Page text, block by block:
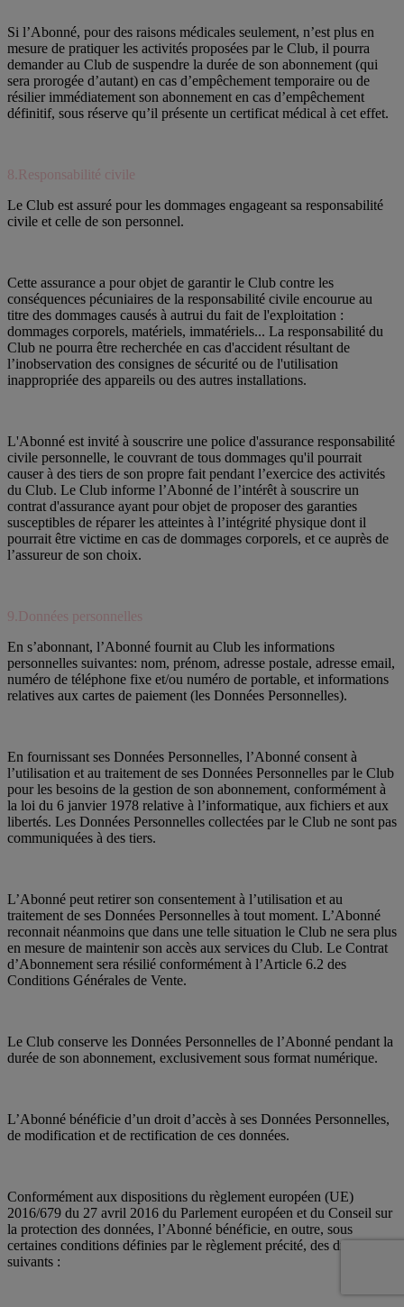
Si l’Abonné, pour des raisons médicales seulement, n’est plus en
mesure de pratiquer les activités proposées par le Club, il pourra
demander au Club de suspendre la durée de son abonnement (qui
sera prorogée d’autant) en cas d’empêchement temporaire ou de
résilier immédiatement son abonnement en cas d’empêchement
définitif, sous réserve qu’il présente un certificat médical à cet effet.
8.Responsabilité civile
Le Club est assuré pour les dommages engageant sa responsabilité
civile et celle de son personnel.
Cette assurance a pour objet de garantir le Club contre les
conséquences pécuniaires de la responsabilité civile encourue au
titre des dommages causés à autrui du fait de l'exploitation :
dommages corporels, matériels, immatériels... La responsabilité du
Club ne pourra être recherchée en cas d'accident résultant de
l’inobservation des consignes de sécurité ou de l'utilisation
inappropriée des appareils ou des autres installations.
L'Abonné est invité à souscrire une police d'assurance responsabilité
civile personnelle, le couvrant de tous dommages qu'il pourrait
causer à des tiers de son propre fait pendant l’exercice des activités
du Club. Le Club informe l’Abonné de l’intérêt à souscrire un
contrat d'assurance ayant pour objet de proposer des garanties
susceptibles de réparer les atteintes à l’intégrité physique dont il
pourrait être victime en cas de dommages corporels, et ce auprès de
l’assureur de son choix.
9.Données personnelles
En s’abonnant, l’Abonné fournit au Club les informations
personnelles suivantes: nom, prénom, adresse postale, adresse email,
numéro de téléphone fixe et/ou numéro de portable, et informations
relatives aux cartes de paiement (les Données Personnelles).
En fournissant ses Données Personnelles, l’Abonné consent à
l’utilisation et au traitement de ses Données Personnelles par le Club
pour les besoins de la gestion de son abonnement, conformément à
la loi du 6 janvier 1978 relative à l’informatique, aux fichiers et aux
libertés. Les Données Personnelles collectées par le Club ne sont pas
communiquées à des tiers.
L’Abonné peut retirer son consentement à l’utilisation et au
traitement de ses Données Personnelles à tout moment. L’Abonné
reconnait néanmoins que dans une telle situation le Club ne sera plus
en mesure de maintenir son accès aux services du Club. Le Contrat
d’Abonnement sera résilié conformément à l’Article 6.2 des
Conditions Générales de Vente.
Le Club conserve les Données Personnelles de l’Abonné pendant la
durée de son abonnement, exclusivement sous format numérique.
L’Abonné bénéficie d’un droit d’accès à ses Données Personnelles,
de modification et de rectification de ces données.
Conformément aux dispositions du règlement européen (UE)
2016/679 du 27 avril 2016 du Parlement européen et du Conseil sur
la protection des données, l’Abonné bénéficie, en outre, sous
certaines conditions définies par le règlement précité, des droits
suivants :